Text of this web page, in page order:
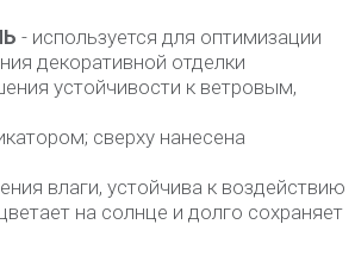
- используется для оптимизации
декоративной отделки
устойчивости к ветровым,
сверху нанесена
влаги, устойчива к воздействию
на солнце и долго сохраняет